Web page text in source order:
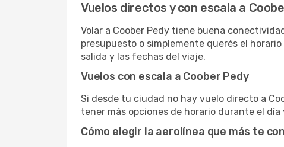
Vuelos directos y con escala a
Volar a Coober Pedy tiene buena
presupuesto o simplemente querés el
salida y las fechas del viaje.
Vuelos con escala a Coober Pedy
Si desde tu ciudad no hay vuelo directo a
tener más opciones de horario durante el
Cómo elegir la aerolínea que más te